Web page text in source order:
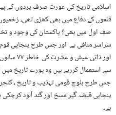
اسلامی تاریخ کی عورت صرف پردوں کے
قلعوں کے دفاع میں بھی کھڑی تھی،
صفِ اول میں بھی؟ پاکستان کی وجود و
سراسر منافی ہے اور جس طرح پنجاپی قوم
اور
سے استعمال کررہے ہیں وہ پورے تاریخ
جس طرح بلوچ قومی تہذیب و تاریخ ،
پنجابی قبضہ گیر مسخ اور گند آلود
ہے۔